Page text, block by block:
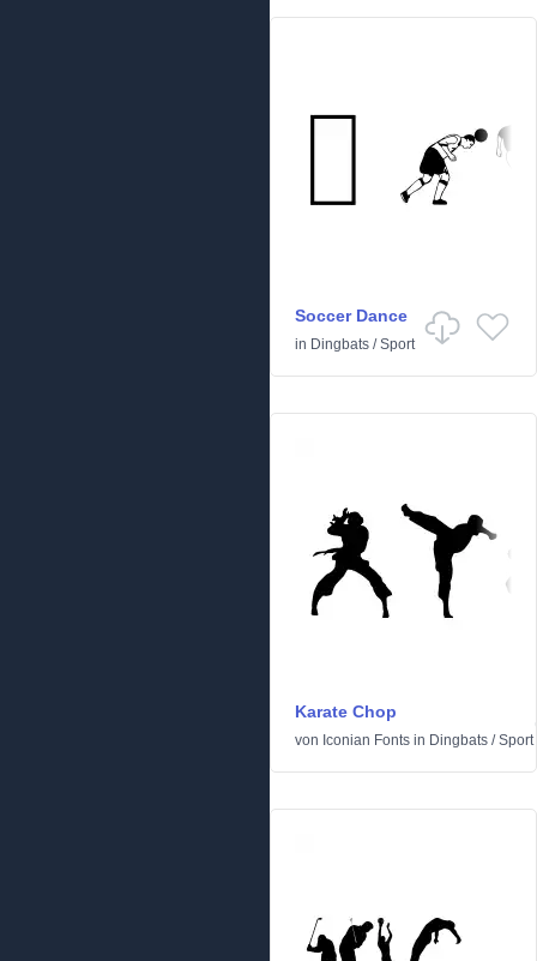
Soccer Dance
in Dingbats /Sport
Karate Chop
von Iconian Fonts in Dingbats /Sport